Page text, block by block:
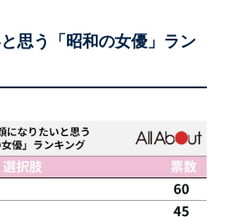
思う「昭和の女優」ラン